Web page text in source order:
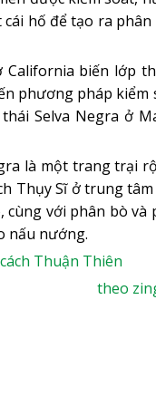
hố để tạo ra
biến lớp
phương pháp kiểm
Selva Negra ở
là một trang trại
Thụy Sĩ ở trung
cùng với phân bò và
nấu nướng.
Thuận Thiên
theo